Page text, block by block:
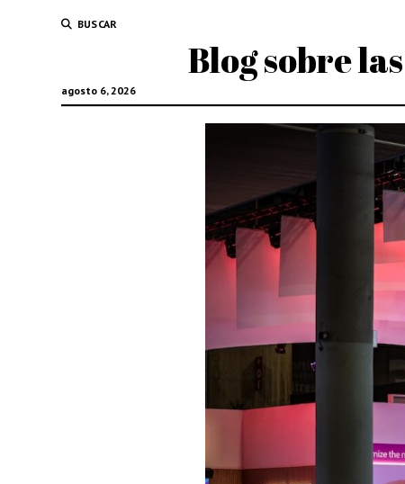
BUSCAR
Blog sobre
agosto 6, 2026